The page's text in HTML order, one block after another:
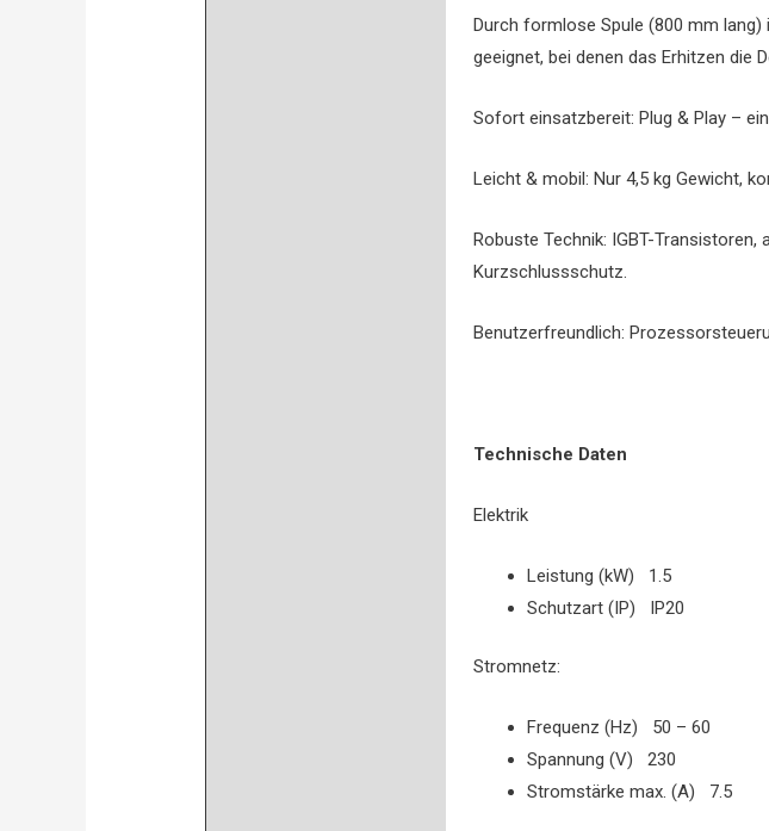
Durch formlose Spule (800 mm
geeignet, bei denen das Erhitzen die
Sofort einsatzbereit: Plug & Play –
Leicht & mobil: Nur 4,5 kg Gewicht,
Robuste Technik: IGBT-
Kurzschlussschutz.
Benutzerfreundlich:
Technische Daten
Elektrik
Leistung (kW) 1.5
Schutzart (IP) IP20
Stromnetz:
Frequenz (Hz) 50 – 60
Spannung (V) 230
Stromstärke max. (A) 7.5